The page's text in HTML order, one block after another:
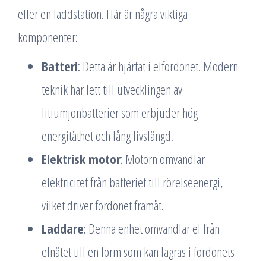
eller en laddstation. Här är några viktiga
komponenter:
Batteri: Detta är hjärtat i elfordonet. Modern
teknik har lett till utvecklingen av
litiumjonbatterier som erbjuder hög
energitäthet och lång livslängd.
Elektrisk motor: Motorn omvandlar
elektricitet från batteriet till rörelseenergi,
vilket driver fordonet framåt.
Laddare: Denna enhet omvandlar el från
elnätet till en form som kan lagras i fordonets